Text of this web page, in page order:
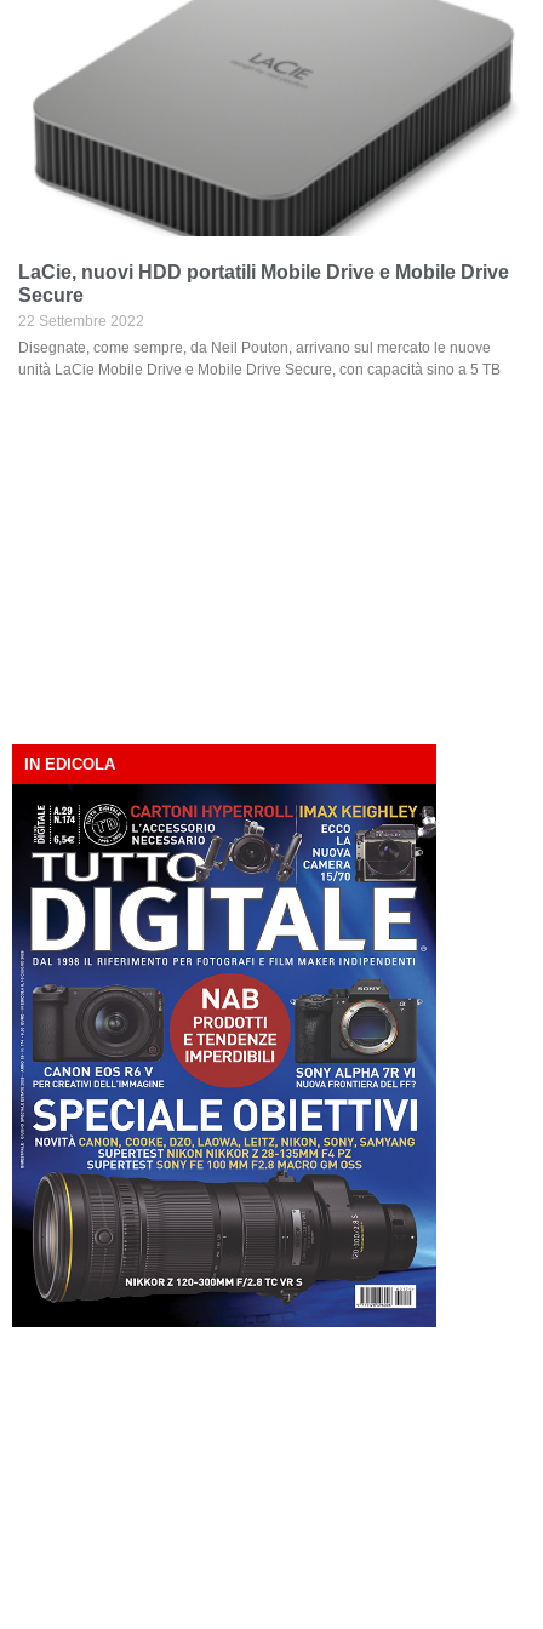
LaCie, nuovi HDD portatili Mobile Drive e Mobile Drive
Secure
22 Settembre 2022
Disegnate, come sempre, da Neil Pouton, arrivano sul mercato le nuove
unità LaCie Mobile Drive e Mobile Drive Secure, con capacità sino a 5 TB
IN EDICOLA